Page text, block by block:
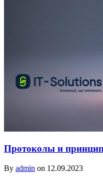
Протоколы и
By admin on 12.09.2023